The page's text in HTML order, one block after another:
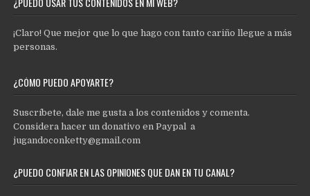
¡Claro! Que mejor que lo que hago con tanto cariño llegue a más
personas.
¿CÓMO PUEDO APOYARTE?
Suscríbete, dale me gusta a los contenidos y comenta.
Considera hacer un donativo en Paypal a
jugandoconketty@gmail.com
¿PUEDO CONFIAR EN LAS OPINIONES QUE DAN EN TU CANAL?